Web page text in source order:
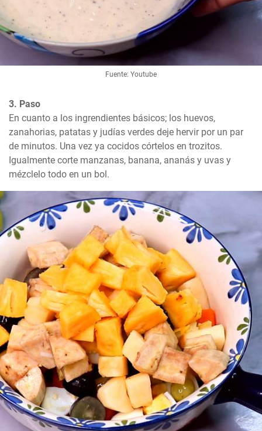
Fuente: Youtube
3. Paso
En cuanto a los ingrendientes básicos; los huevos,
zanahorias, patatas y judías verdes deje hervir por un par
de minutos. Una vez ya cocidos córtelos en trozitos.
Igualmente corte manzanas, banana, ananás y uvas y
mézclelo todo en un bol.